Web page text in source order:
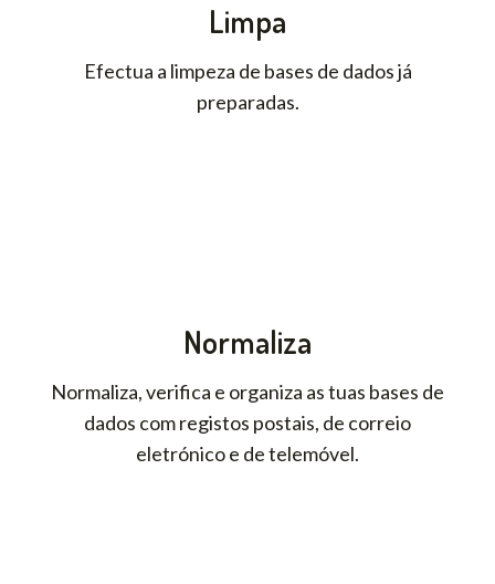
Limpa
Efectua a limpeza de bases de dados já
preparadas.
Normaliza
Normaliza, verifica e organiza as tuas bases de
dados com registos postais, de correio
eletrónico e de telemóvel.